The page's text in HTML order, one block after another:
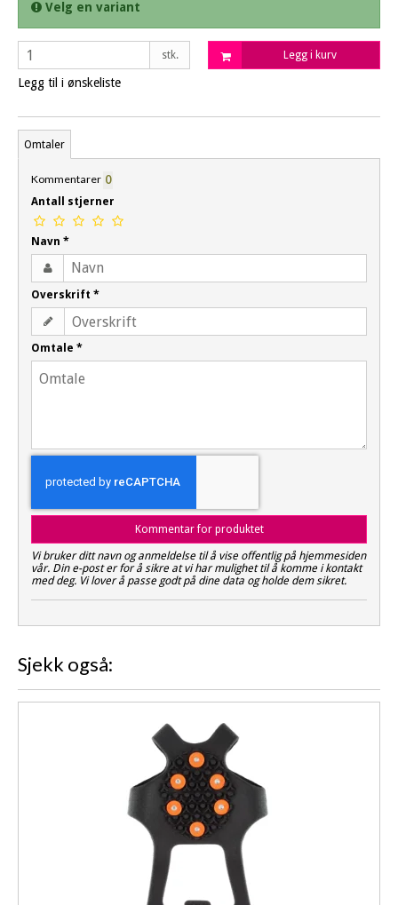
Velg en variant
stk. Legg i kurv
Legg til i ønskeliste
Omtaler
Kommentarer 0
Antall stjerner
Navn *
Overskrift *
Omtale *
Kommentar for produktet
Vi bruker ditt navn og anmeldelse til å vise offentlig på hjemmesiden
vår. Din e-post er for å sikre at vi har mulighet til å komme i kontakt
med deg. Vi lover å passe godt på dine data og holde dem sikret.
Sjekk også: